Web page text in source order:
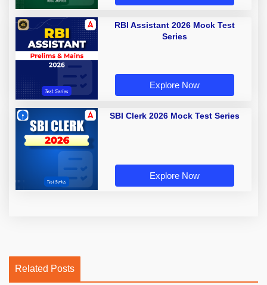
RBI Assistant 2026 Mock Test
Series
Explore Now
SBI Clerk 2026 Mock Test Series
Explore Now
Related Posts